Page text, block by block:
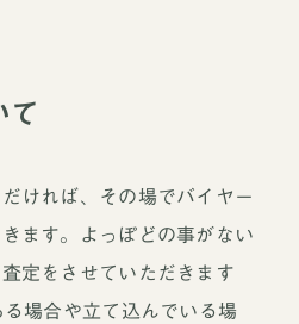
て
ければ、その場でバイヤー
ます。よっぽどの事がない
定をさせていただきます
場合や立て込んでいる場